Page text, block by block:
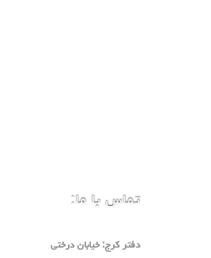
تماس با ما:
دفتر كرج: خيابان درختي